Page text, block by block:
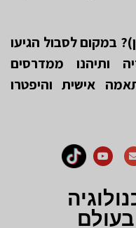
במקום לסבול הגיעו
ותיהנו ממדרסים
אישית והיפטרו